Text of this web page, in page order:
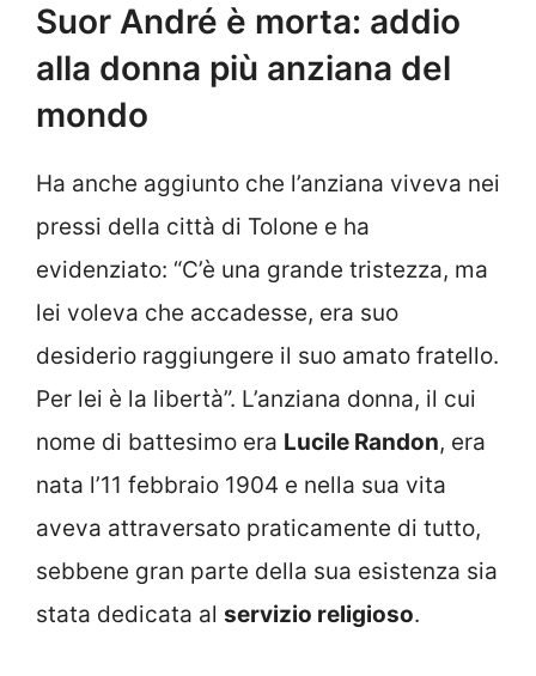
Suor André è morta: addio
alla donna più anziana del
mondo
Ha anche aggiunto che l’anziana viveva nei
pressi della città di Tolone e ha
evidenziato: “C’è una grande tristezza, ma
lei voleva che accadesse, era suo
desiderio raggiungere il suo amato fratello.
Per lei è la libertà”. L’anziana donna, il cui
nome di battesimo era Lucile Randon, era
nata l’11 febbraio 1904 e nella sua vita
aveva attraversato praticamente di tutto,
sebbene gran parte della sua esistenza sia
stata dedicata al servizio religioso.